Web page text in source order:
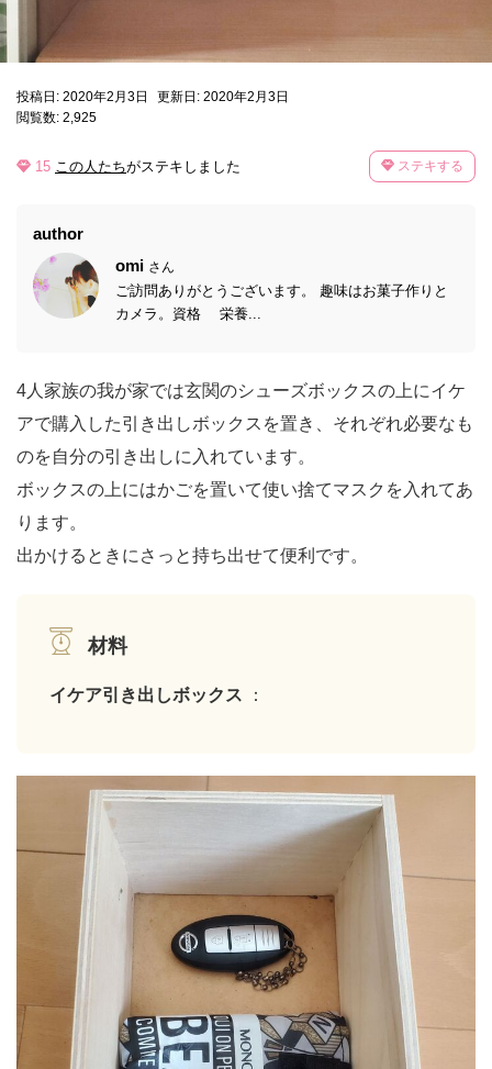
投稿日: 2020年2月3日
更新日: 2020年2月3日
閲覧数: 2,925
15 この人たちがステキしました ステキする
author
omi さん
ご訪問ありがとうございます。 趣味はお菓子作りと
カメラ。資格 栄養...
4人家族の我が家では玄関のシューズボックスの上にイケ
アで購入した引き出しボックスを置き、それぞれ必要なも
のを自分の引き出しに入れています。
ボックスの上にはかごを置いて使い捨てマスクを入れてあ
ります。
出かけるときにさっと持ち出せて便利です。
材料
イケア引き出しボックス ：